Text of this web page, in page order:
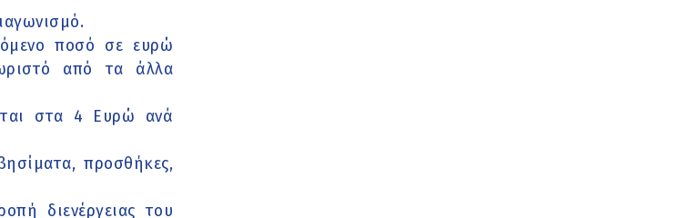
ποσό σε ευρώ
από τα άλλα
στα 4 Ευρώ ανά
προσθήκες,
διενέργειας του